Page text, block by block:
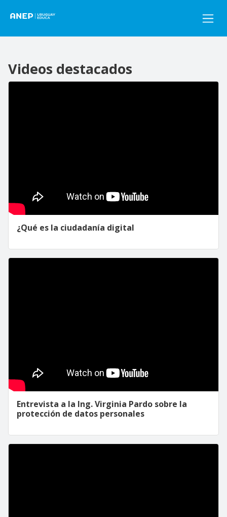
Videos destacados
¿Qué es la ciudadanía digital
Entrevista a la Ing. Virginia Pardo sobre la
protección de datos personales